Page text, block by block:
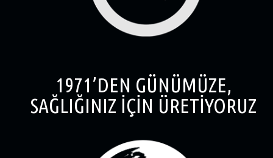
1971’DEN GÜNÜMÜZE,
SAĞLIĞINIZ İÇİN ÜRETİYORUZ